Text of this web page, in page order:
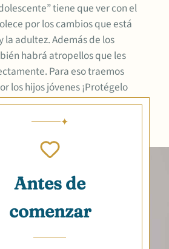
tiene que ver con el
por los cambios que está
la adultez. Además de los
habrá atropellos que les
Para eso traemos
los hijos jóvenes ¡Protégelo
Antes de
comenzar